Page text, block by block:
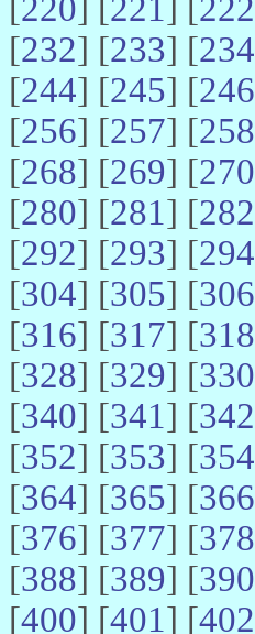
[220] [221] [222
[232] [233] [234
[244] [245] [246
[256] [257] [258
[268] [269] [270
[280] [281] [282
[292] [293] [294
[304] [305] [306
[316] [317] [318
[328] [329] [330
[340] [341] [342
[352] [353] [354
[364] [365] [366
[376] [377] [378
[388] [389] [390
[400] [401] [402